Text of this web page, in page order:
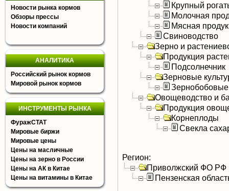
Новости рынка кормов
Обзоры прессы
Новости компаний
АНАЛИТИКА
Российский рынок кормов
Мировой рынок кормов
ИНСТРУМЕНТЫ РЫНКА
ФуражСТАТ
Мировые биржи
Мировые цены
Цены на масличные
Цены на зерно в России
Цены на АК в Китае
Цены на витамины в Китае
Крупный
Молочная
Мясная
Свиноводство
Зерно и
Продукция
Подсолнечник
Зерновые
Зернобобовые
Овощеводство и
Продукция
Корнеплоды
Свекла
Регион:
Приволжский ФО РФ
Пензенская